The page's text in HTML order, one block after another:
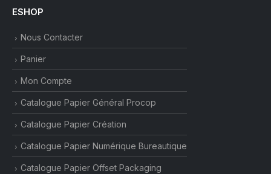
ESHOP
Nous Contacter
Panier
Mon Compte
Catalogue Papier Général Procop
Catalogue Papier Création
Catalogue Papier Numérique Bureautique
Catalogue Papier Offset Packaging